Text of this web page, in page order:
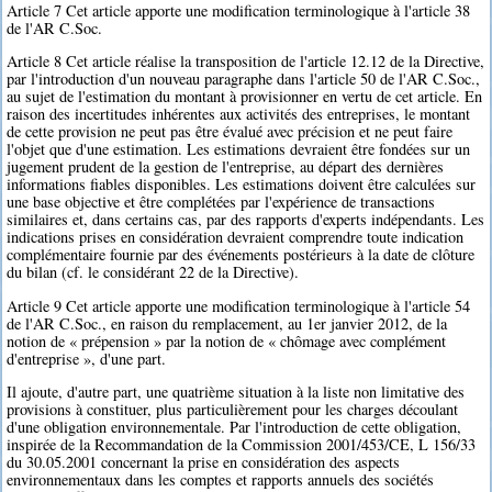
Article 7 Cet article apporte une modification terminologique à l'article 38
de l'AR C.Soc.
Article 8 Cet article réalise la transposition de l'article 12.12 de la Directive,
par l'introduction d'un nouveau paragraphe dans l'article 50 de l'AR C.Soc.,
au sujet de l'estimation du montant à provisionner en vertu de cet article. En
raison des incertitudes inhérentes aux activités des entreprises, le montant
de cette provision ne peut pas être évalué avec précision et ne peut faire
l'objet que d'une estimation. Les estimations devraient être fondées sur un
jugement prudent de la gestion de l'entreprise, au départ des dernières
informations fiables disponibles. Les estimations doivent être calculées sur
une base objective et être complétées par l'expérience de transactions
similaires et, dans certains cas, par des rapports d'experts indépendants. Les
indications prises en considération devraient comprendre toute indication
complémentaire fournie par des événements postérieurs à la date de clôture
du bilan (cf. le considérant 22 de la Directive).
Article 9 Cet article apporte une modification terminologique à l'article 54
de l'AR C.Soc., en raison du remplacement, au 1er janvier 2012, de la
notion de « prépension » par la notion de « chômage avec complément
d'entreprise », d'une part.
Il ajoute, d'autre part, une quatrième situation à la liste non limitative des
provisions à constituer, plus particulièrement pour les charges découlant
d'une obligation environnementale. Par l'introduction de cette obligation,
inspirée de la Recommandation de la Commission 2001/453/CE, L 156/33
du 30.05.2001 concernant la prise en considération des aspects
environnementaux dans les comptes et rapports annuels des sociétés